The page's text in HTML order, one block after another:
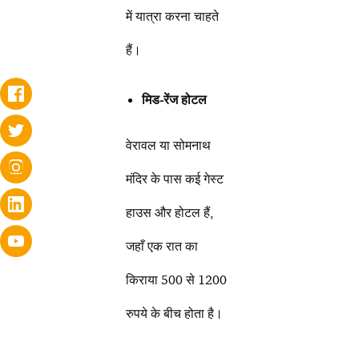
में यात्रा करना चाहते
हैं।
मिड-रेंज होटल
वेरावल या सोमनाथ
मंदिर के पास कई गेस्ट
हाउस और होटल हैं,
जहाँ एक रात का
किराया 500 से 1200
रुपये के बीच होता है।